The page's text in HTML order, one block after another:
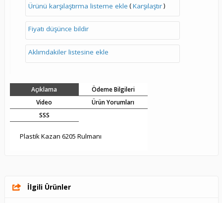
Ürünü karşılaştırma listeme ekle (Karşılaştır)
Fiyatı düşünce bildir
Aklımdakiler listesine ekle
Açıklama
Ödeme Bilgileri
Video
Ürün Yorumları
SSS
Plastik Kazan 6205 Rulmanı
İlgili Ürünler